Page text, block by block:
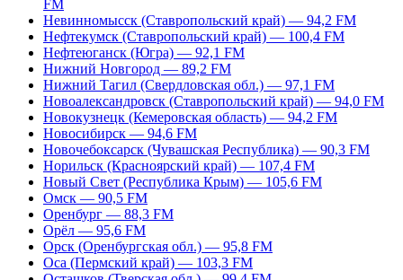
FM
Невинномысск (Ставропольский край) — 94,2 FM
Нефтекумск (Ставропольский край) — 100,4 FM
Нефтеюганск (Югра) — 92,1 FM
Нижний Новгород — 89,2 FM
Нижний Тагил (Свердловская обл.) — 97,1 FM
Новоалександровск (Ставропольский край) — 94,0 FM
Новокузнецк (Кемеровская область) — 94,2 FM
Новосибирск — 94,6 FM
Новочебоксарск (Чувашская Республика) — 90,3 FM
Норильск (Красноярский край) — 107,4 FM
Новый Свет (Республика Крым) — 105,6 FM
Омск — 90,5 FM
Оренбург — 88,3 FM
Орёл — 95,6 FM
Орск (Оренбургская обл.) — 95,8 FM
Оса (Пермский край) — 103,3 FM